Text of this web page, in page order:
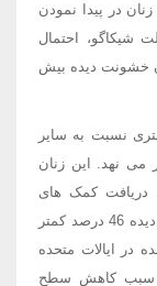
در پیدا نمودن
شیکاگو، احتمال
خشونت دیده بیش
نسبت به سایر
می نهد. این زنان
دریافت کمک های
دولتی می باشند. در ماناگوا، درآمد زنان خشونت دیده 46 درصد کمتر
در ایالات متحده
سبب کاهش سطح